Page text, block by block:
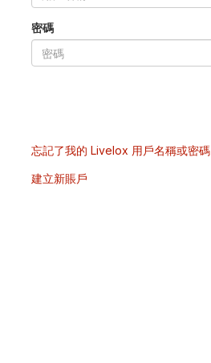
密碼
忘記了我的 Livelox 用戶名稱或密碼
建立新賬戶